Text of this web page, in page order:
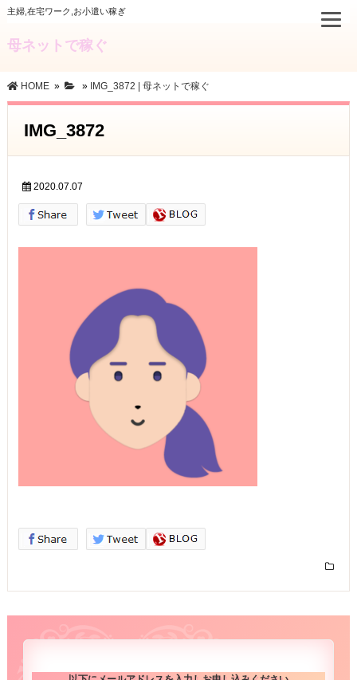
主婦,在宅ワーク,お小遣い稼ぎ
母ネットで稼ぐ
HOME» » IMG_3872 | 母ネットで稼ぐ
IMG_3872
2020.07.07